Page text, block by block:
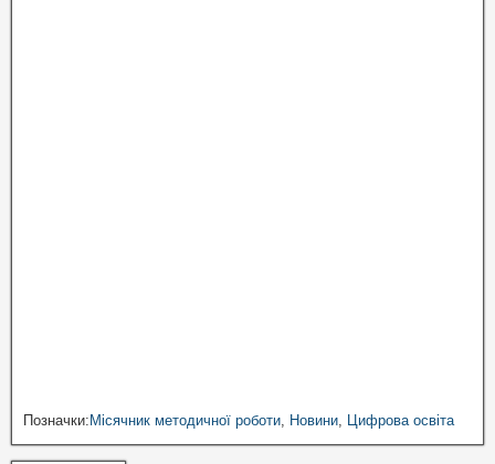
Позначки:Місячник методичної роботи Новини Цифрова освіта